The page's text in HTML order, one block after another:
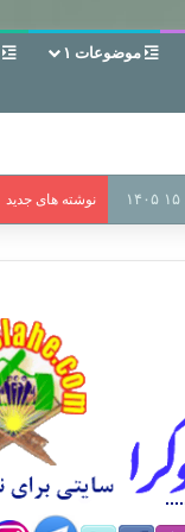
موضوعات ۱
نوشته های جدید